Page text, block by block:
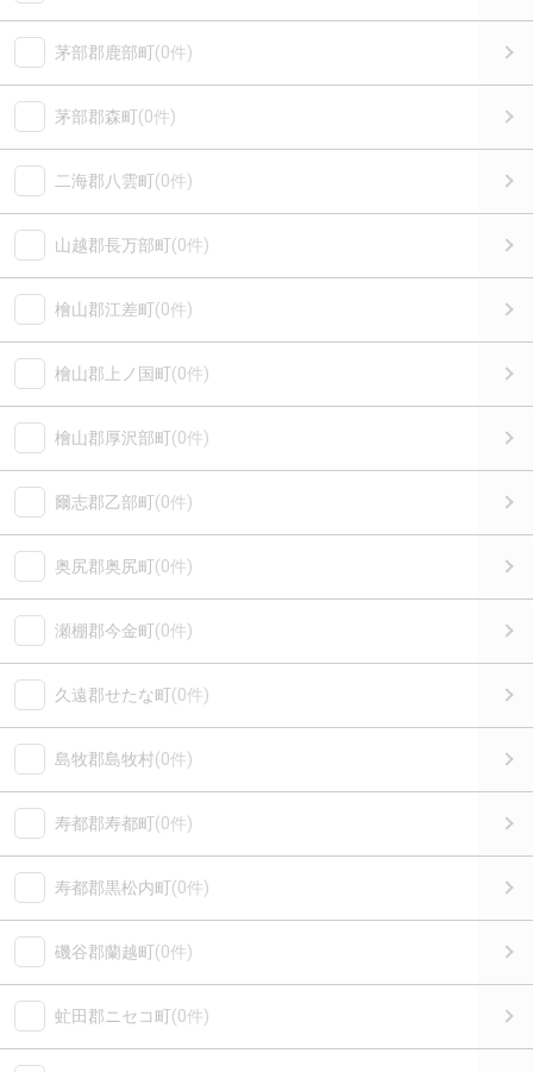
茅部郡鹿部町(0件)
茅部郡森町(0件)
二海郡八雲町(0件)
山越郡長万部町(0件)
檜山郡江差町(0件)
檜山郡上ノ国町(0件)
檜山郡厚沢部町(0件)
爾志郡乙部町(0件)
奥尻郡奥尻町(0件)
瀬棚郡今金町(0件)
久遠郡せたな町(0件)
島牧郡島牧村(0件)
寿都郡寿都町(0件)
寿都郡黒松内町(0件)
磯谷郡蘭越町(0件)
虻田郡ニセコ町(0件)